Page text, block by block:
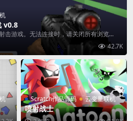
v0.8
击游戏。无法连接时，请关闭所有浏览...
42.7K
Scratch作品源码 云变量联机
喷射战士